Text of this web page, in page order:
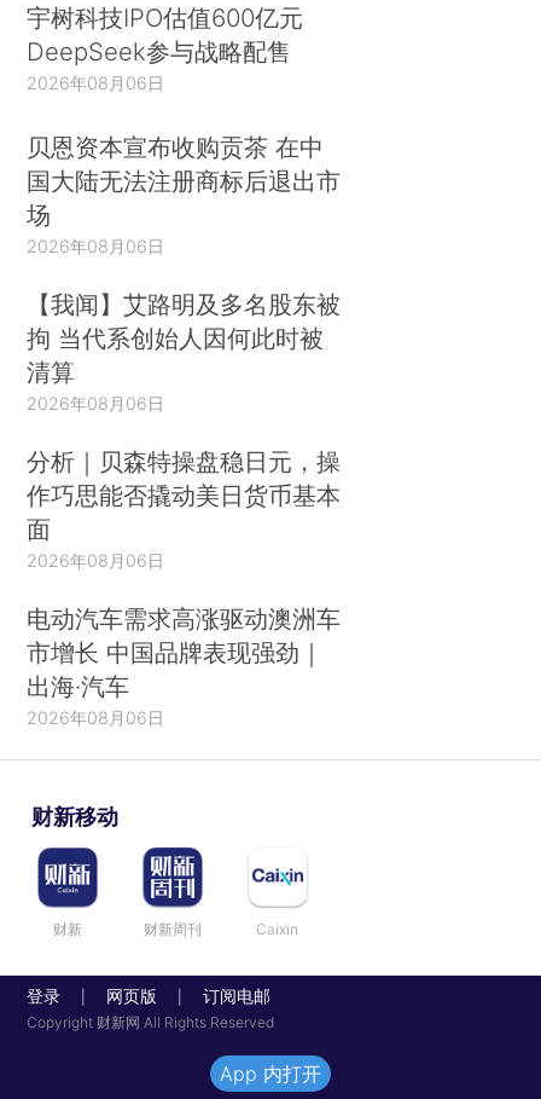
宇树科技IPO估值600亿元
DeepSeek参与战略配售
2026年08月06日
贝恩资本宣布收购贡茶 在中
国大陆无法注册商标后退出市
场
2026年08月06日
【我闻】艾路明及多名股东被
拘 当代系创始人因何此时被
清算
2026年08月06日
分析｜贝森特操盘稳日元，操
作巧思能否撬动美日货币基本
面
2026年08月06日
电动汽车需求高涨驱动澳洲车
市增长 中国品牌表现强劲｜
出海·汽车
2026年08月06日
财新移动
财新 财新周刊 Caixin
登录 网页版 订阅电邮
Copyright 财新网 All Rights Reserved
App 内打开